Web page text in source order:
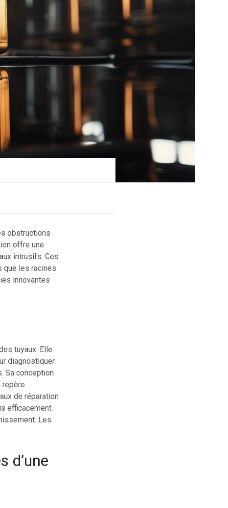
obstructions
offre une
intrusifs. Ces
que les racines
innovantes
tuyaux. Elle
diagnostiquer
Sa conception
repère
de réparation
efficacement.
Les
d’une